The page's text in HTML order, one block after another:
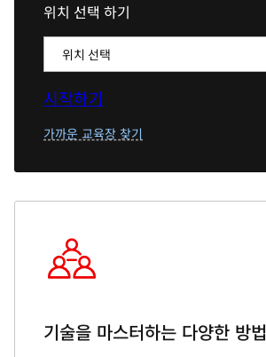
위치 선택 하기
시작하기
가까운 교육장 찾기
기술을 마스터하는 다양한 방법